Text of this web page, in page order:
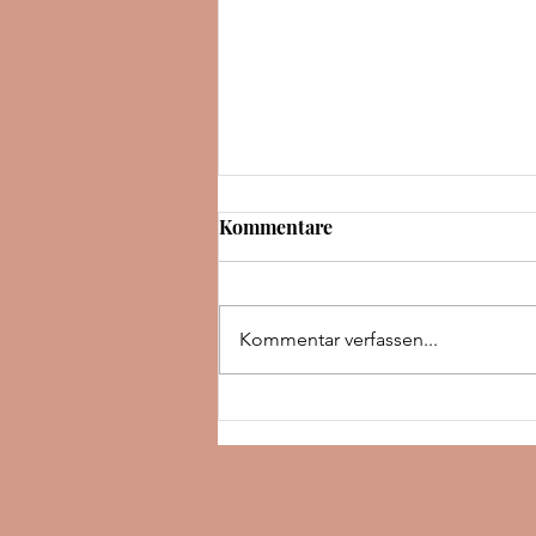
Rezension | The night we met
| Abby Jimenez
Kommentare
Kommentar verfassen...